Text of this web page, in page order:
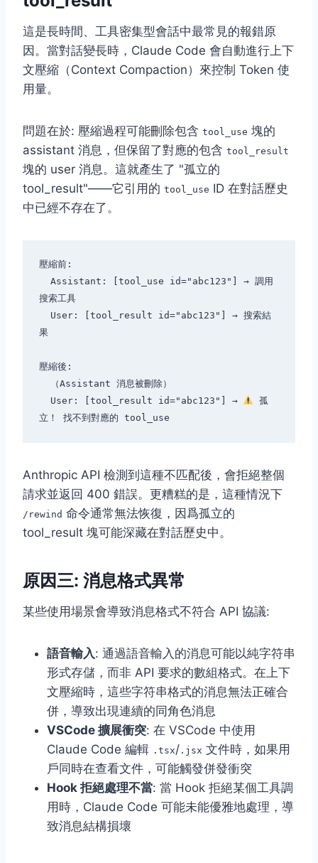
這是長時間、工具密集型會話中最常見的報錯原
因。當對話變長時，Claude Code 會自動進行上下
文壓縮（Context Compaction）來控制 Token 使
用量。
問題在於: 壓縮過程可能刪除包含 tool_use 塊的
assistant 消息，但保留了對應的包含 tool_result
塊的 user 消息。這就產生了 "孤立的
tool_result"——它引用的 tool_use ID 在對話歷史
中已經不存在了。
壓縮前:
搜索工具
果
壓縮後:
  User: [tool_result id="abc123"] →
孤
Anthropic API 檢測到這種不匹配後，會拒絕整個
請求並返回 400 錯誤。更糟糕的是，這種情況下
/rewind 命令通常無法恢復，因爲孤立的
tool_result 塊可能深藏在對話歷史中。
原因三: 消息格式異常
某些使用場景會導致消息格式不符合 API 協議:
語音輸入: 通過語音輸入的消息可能以純字符串
形式存儲，而非 API 要求的數組格式。在上下
文壓縮時，這些字符串格式的消息無法正確合
併，導致出現連續的同角色消息
VSCode 擴展衝突: 在 VSCode 中使用
Claude Code 編輯 .tsx/ .jsx 文件時，如果用
戶同時在查看文件，可能觸發併發衝突
Hook 拒絕處理不當: 當 Hook 拒絕某個工具調
用時，Claude Code 可能未能優雅地處理，導
致消息結構損壞